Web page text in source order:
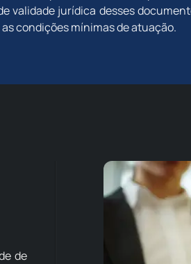
validade jurídica desses
condições mínimas de atuação.
de